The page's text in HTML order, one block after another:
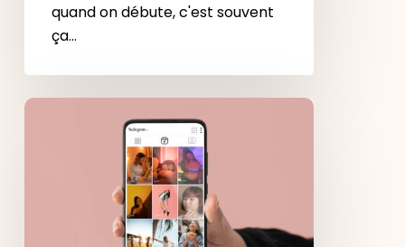
quand on débute, c'est souvent
ça…
Social